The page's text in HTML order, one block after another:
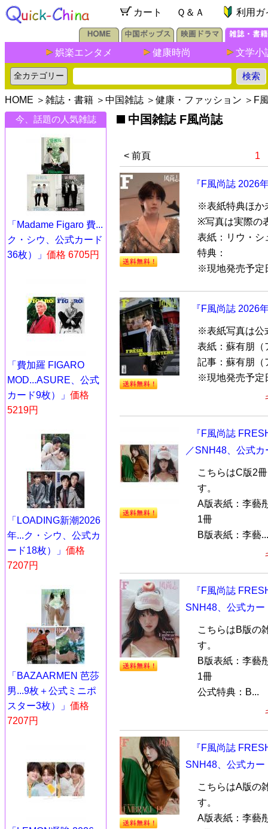
カート Ｑ＆Ａ 利用ガ
娯楽エンタメ 健康時尚 文学小
HOME ＞ 雑誌・書籍 ＞ 中国雑誌 ＞ 健康・ファッション ＞ F
今、話題の人気雑誌
「Madame Figaro 費...
ク・シウ、公式カード
36枚）」 価格 6705円
「費加羅 FIGARO
MOD...ASURE、公式
カード9枚）」 価格
5219円
「LOADING新潮2026
年...ク・シウ、公式カ
ード18枚）」 価格
7207円
「BAZAARMEN 芭莎
男...9枚＋公式ミニポ
スター3枚）」 価格
7207円
中国雑誌 F風尚誌
< 前頁 1
『F風尚誌 2026
※表紙特典ほか
※写真は実際の
表紙：リウ・シ
特典：
※現地発売予定
『F風尚誌 2026
※表紙写真は公
表紙：蘇有朋（
記事：蘇有朋（
※現地発売予定
『F風尚誌
／SNH48、公式
こちらはC版2
す。
A版表紙：李藝
1冊
B版表紙：李藝...
『F風尚誌
SNH48、公式カー
こちらはB版の
す。
B版表紙：李藝
1冊
公式特典：B...
『F風尚誌
SNH48、公式カー
こちらはA版の
す。
A版表紙：李藝